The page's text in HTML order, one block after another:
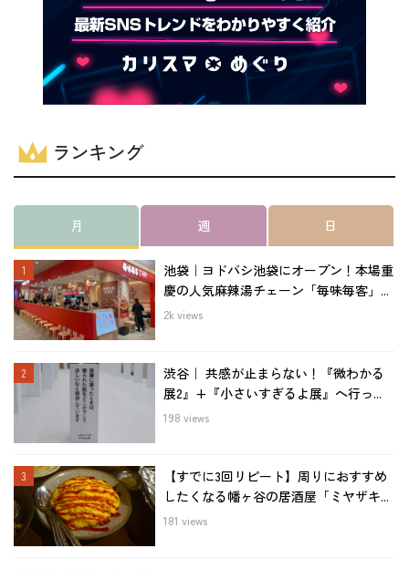
ランキング
月 週 日
池袋｜ヨドバシ池袋にオープン！本場重
慶の人気麻辣湯チェーン「毎味毎客」...
2k views
渋谷｜ 共感が止まらない！『微わかる
展2』+『小さいすぎるよ展』へ行っ...
198 views
【すでに3回リピート】周りにおすすめ
したくなる幡ヶ谷の居酒屋「ミヤザキ...
181 views